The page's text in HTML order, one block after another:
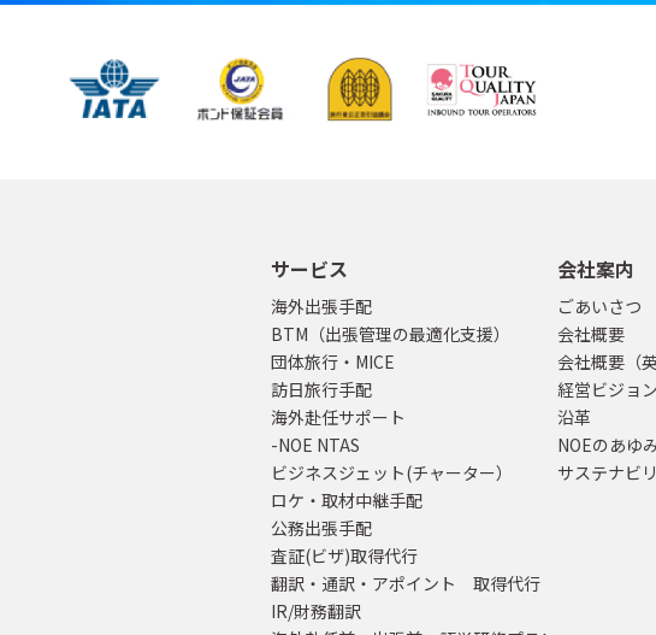
サービス
海外出張手配
BTM（出張管理の最適化支援）
団体旅行・MICE
訪日旅行手配
海外赴任サポート
-NOE NTAS
ビジネスジェット(チャーター）
ロケ・取材中継手配
公務出張手配
査証(ビザ)取得代行
翻訳・通訳・アポイント 取得代行
IR/財務翻訳
会社案内
ごあいさつ
会社概要
会社概要（
経営ビジョン
沿革
NOEのあゆ
サステナビ